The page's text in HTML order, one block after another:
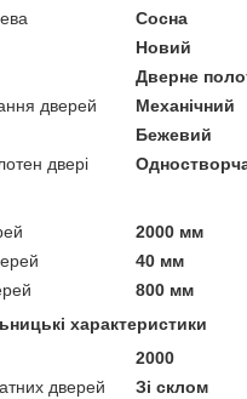
Сосна
Новий
Дверне
дверей
Механічний
Бежевий
двері
2000 мм
40 мм
800 мм
характеристики
2000
дверей
Зі склом